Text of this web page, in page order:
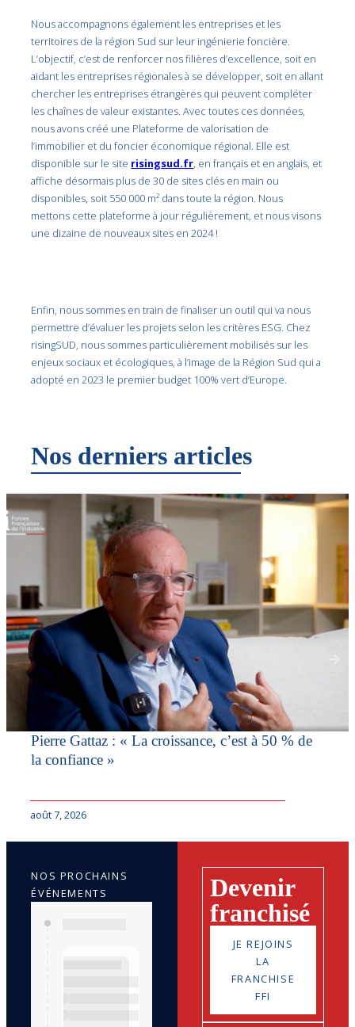
Nous accompagnons également les entreprises et les
territoires de la région Sud sur leur ingénierie foncière.
L’objectif, c’est de renforcer nos filières d’excellence, soit en
aidant les entreprises régionales à se développer, soit en allant
chercher les entreprises étrangères qui peuvent compléter
les chaînes de valeur existantes. Avec toutes ces données,
nous avons créé une Plateforme de valorisation de
l’immobilier et du foncier économique régional. Elle est
disponible sur le site risingsud.fr, en français et en anglais, et
affiche désormais plus de 30 de sites clés en main ou
disponibles, soit 550 000 m² dans toute la région. Nous
mettons cette plateforme à jour régulièrement, et nous visons
une dizaine de nouveaux sites en 2024 !
Enfin, nous sommes en train de finaliser un outil qui va nous
permettre d’évaluer les projets selon les critères ESG. Chez
risingSUD, nous sommes particulièrement mobilisés sur les
enjeux sociaux et écologiques, à l’image de la Région Sud qui a
adopté en 2023 le premier budget 100% vert d’Europe.
Nos derniers articles
Pierre Gattaz : « La croissance, c’est à 50 % de
la confiance »
août 7, 2026
Devenir
franchisé
JE REJOINS
LA
FRANCHISE
FFI
NOS PROCHAINS
ÉVÉNEMENTS